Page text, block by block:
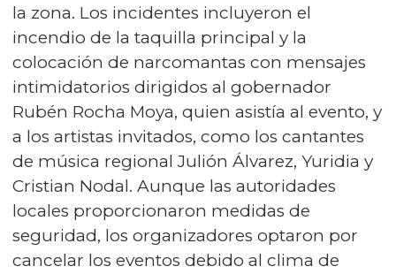
la zona. Los incidentes incluyeron el
incendio de la taquilla principal y la
colocación de narcomantas con mensajes
intimidatorios dirigidos al gobernador
Rubén Rocha Moya, quien asistía al evento, y
a los artistas invitados, como los cantantes
de música regional Julión Álvarez, Yuridia y
Cristian Nodal. Aunque las autoridades
locales proporcionaron medidas de
seguridad, los organizadores optaron por
cancelar los eventos debido al clima de